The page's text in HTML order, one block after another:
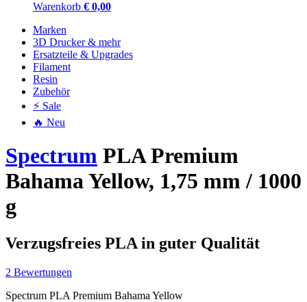
Warenkorb € 0,00
Marken
3D Drucker & mehr
Ersatzteile & Upgrades
Filament
Resin
Zubehör
⚡ Sale
🔥 Neu
Spectrum PLA Premium
Bahama Yellow, 1,75 mm / 1000
g
Verzugsfreies PLA in guter Qualität
2 Bewertungen
Spectrum PLA Premium Bahama Yellow